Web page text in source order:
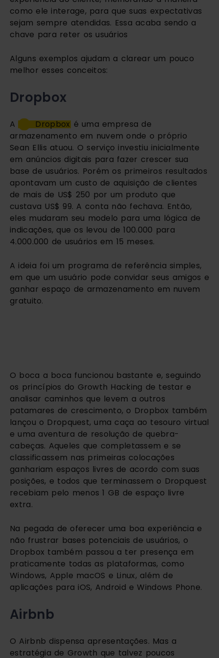
como ele interage, para que suas expectativas
sejam sempre atendidas. Essa acaba sendo a
chave para reter os usuários
Alguns exemplos ajudam a clarear um pouco
melhor esses conceitos:
Dropbox
A Dropbox é uma empresa de
armazenamento em nuvem onde o próprio
Sean Ellis atuou. O serviço investiu inicialmente
em anúncios digitais para fazer crescer sua
base de usuários. Porém os primeiros resultados
apontavam um custo de aquisição de clientes
de mais de US$ 250 por um produto que
custava US$ 99. A conta não fechava. Então,
eles mudaram seu modelo para uma lógica de
indicações, que os levou de 100.000 para
4.000.000 de usuários em 15 meses.
A ideia foi um programa de referência simples,
em que um usuário pode convidar seus amigos e
ganhar espaço de armazenamento em nuvem
gratuito.
O boca a boca funcionou bastante e, seguindo
os princípios do Growth Hacking de testar e
analisar caminhos que levem a outros
patamares de crescimento, o Dropbox também
lançou o Dropquest, uma caça ao tesouro virtual
e uma aventura de resolução de quebra-
cabeças. Aqueles que completassem e se
classificassem nas primeiras colocações
ganhariam espaços livres de acordo com suas
posições, e todos que terminassem o Dropquest
recebiam pelo menos 1 GB de espaço livre
extra.
Na pegada de oferecer uma boa experiência e
não frustrar bases potenciais de usuários, o
Dropbox também passou a ter presença em
praticamente todas as plataformas, como
Windows, Apple macOS e Linux, além de
aplicações para iOS, Android e Windows Phone.
Airbnb
O Airbnb dispensa apresentações. Mas a
estratégia de Growth que talvez poucos